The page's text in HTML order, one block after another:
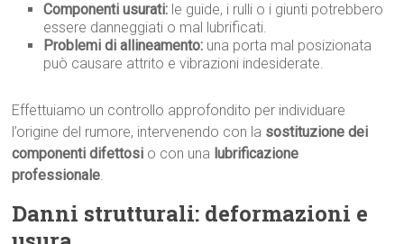
Componenti usurati: le guide, i rulli o i giunti potrebbero
essere danneggiati o mal lubrificati.
Problemi di allineamento: una porta mal posizionata
può causare attrito e vibrazioni indesiderate.
Effettuiamo un controllo approfondito per individuare
l’origine del rumore, intervenendo con la sostituzione dei
componenti difettosi o con una lubrificazione
professionale.
Danni strutturali: deformazioni e